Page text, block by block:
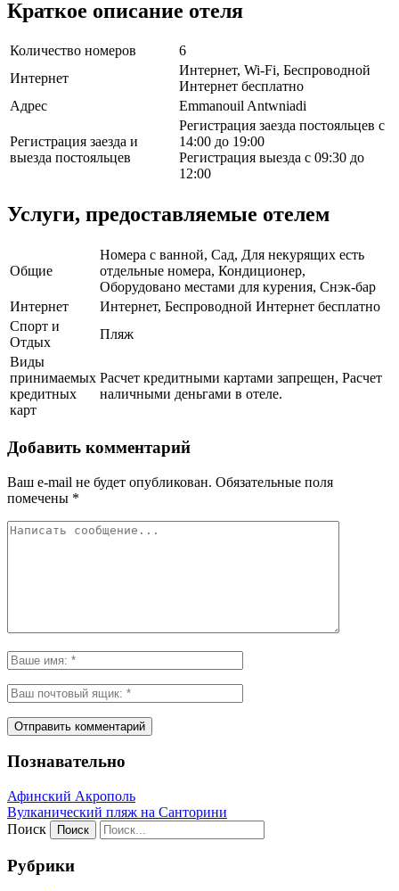
Краткое описание отеля
Количество номеров
6
Интернет
Интернет, Wi-Fi, Беспроводной
Интернет бесплатно
Адрес
Emmanouil Antwniadi
Регистрация заезда и
выезда постояльцев
Регистрация заезда постояльцев с
14:00 до 19:00
Регистрация выезда с 09:30 до
12:00
Услуги, предоставляемые отелем
Общие
Номера с ванной, Сад, Для некурящих есть
отдельные номера, Кондиционер,
Оборудовано местами для курения, Снэк-бар
Интернет
Интернет, Беспроводной Интернет бесплатно
Спорт и
Отдых
Пляж
Виды
принимаемых
кредитных
карт
Расчет кредитными картами запрещен, Расчет
наличными деньгами в отеле.
Добавить комментарий
Ваш e-mail не будет опубликован. Обязательные поля
помечены *
Познавательно
Афинский Акрополь
Вулканический пляж на Санторини
Поиск
Рубрики